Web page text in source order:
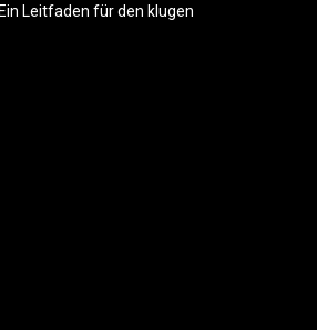
Leitfaden für den klugen